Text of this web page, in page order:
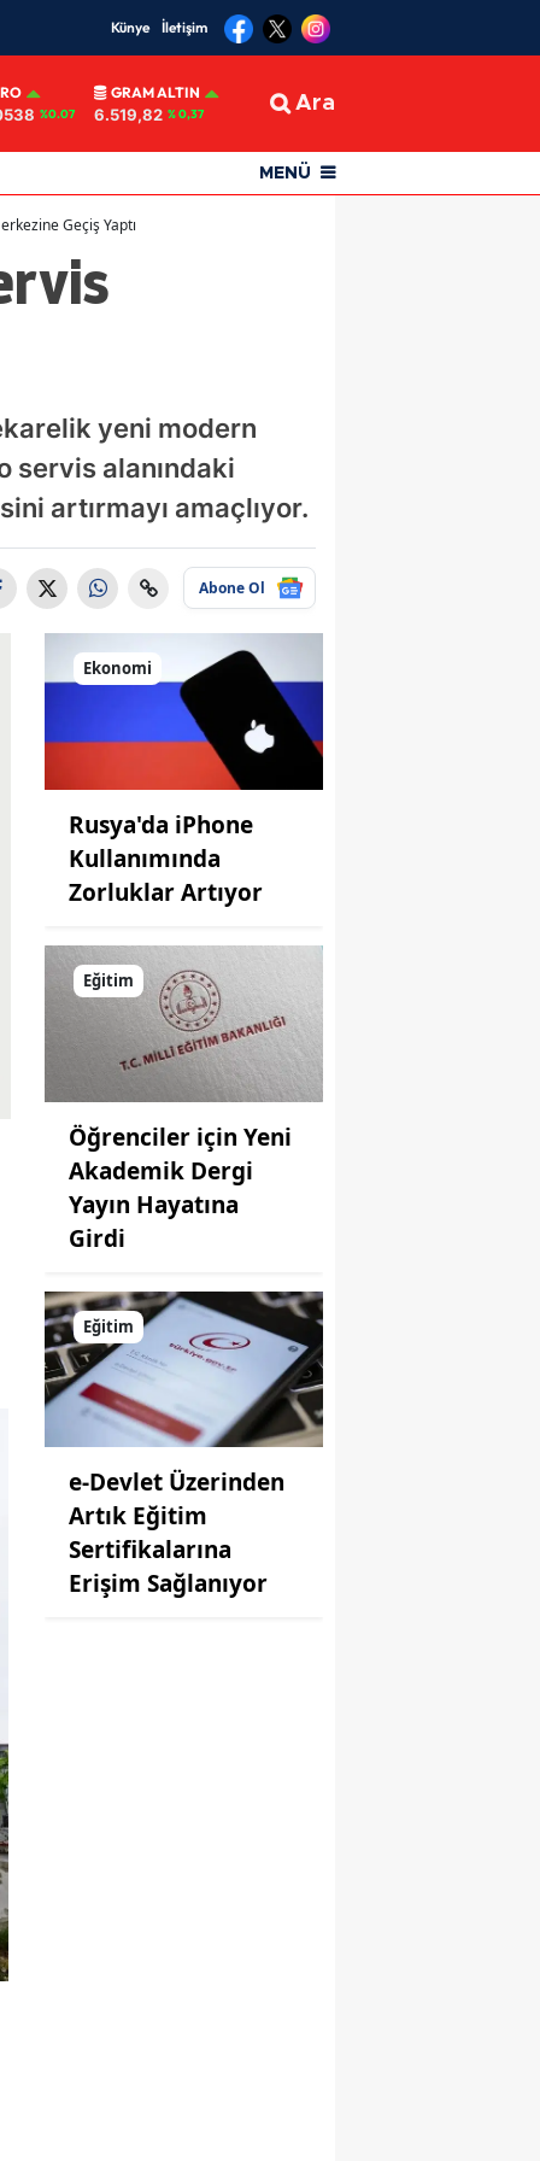
Künye İletişim
%0.07
GRAM ALTIN
6.519,82 % 0,37 Ara
MENÜ
Geçiş Yaptı
yeni modern
servis alanındaki
artırmayı amaçlıyor.
Abone Ol
Ekonomi
Rusya'da iPhone
Kullanımında
Zorluklar Artıyor
Eğitim
Öğrenciler için Yeni
Akademik Dergi
Yayın Hayatına
Girdi
Eğitim
e-Devlet Üzerinden
Artık Eğitim
Sertifikalarına
Erişim Sağlanıyor